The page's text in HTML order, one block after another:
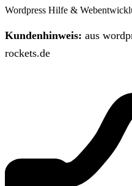
Wordpress Hilfe &
Kundenhinweis: aus
rockets.de